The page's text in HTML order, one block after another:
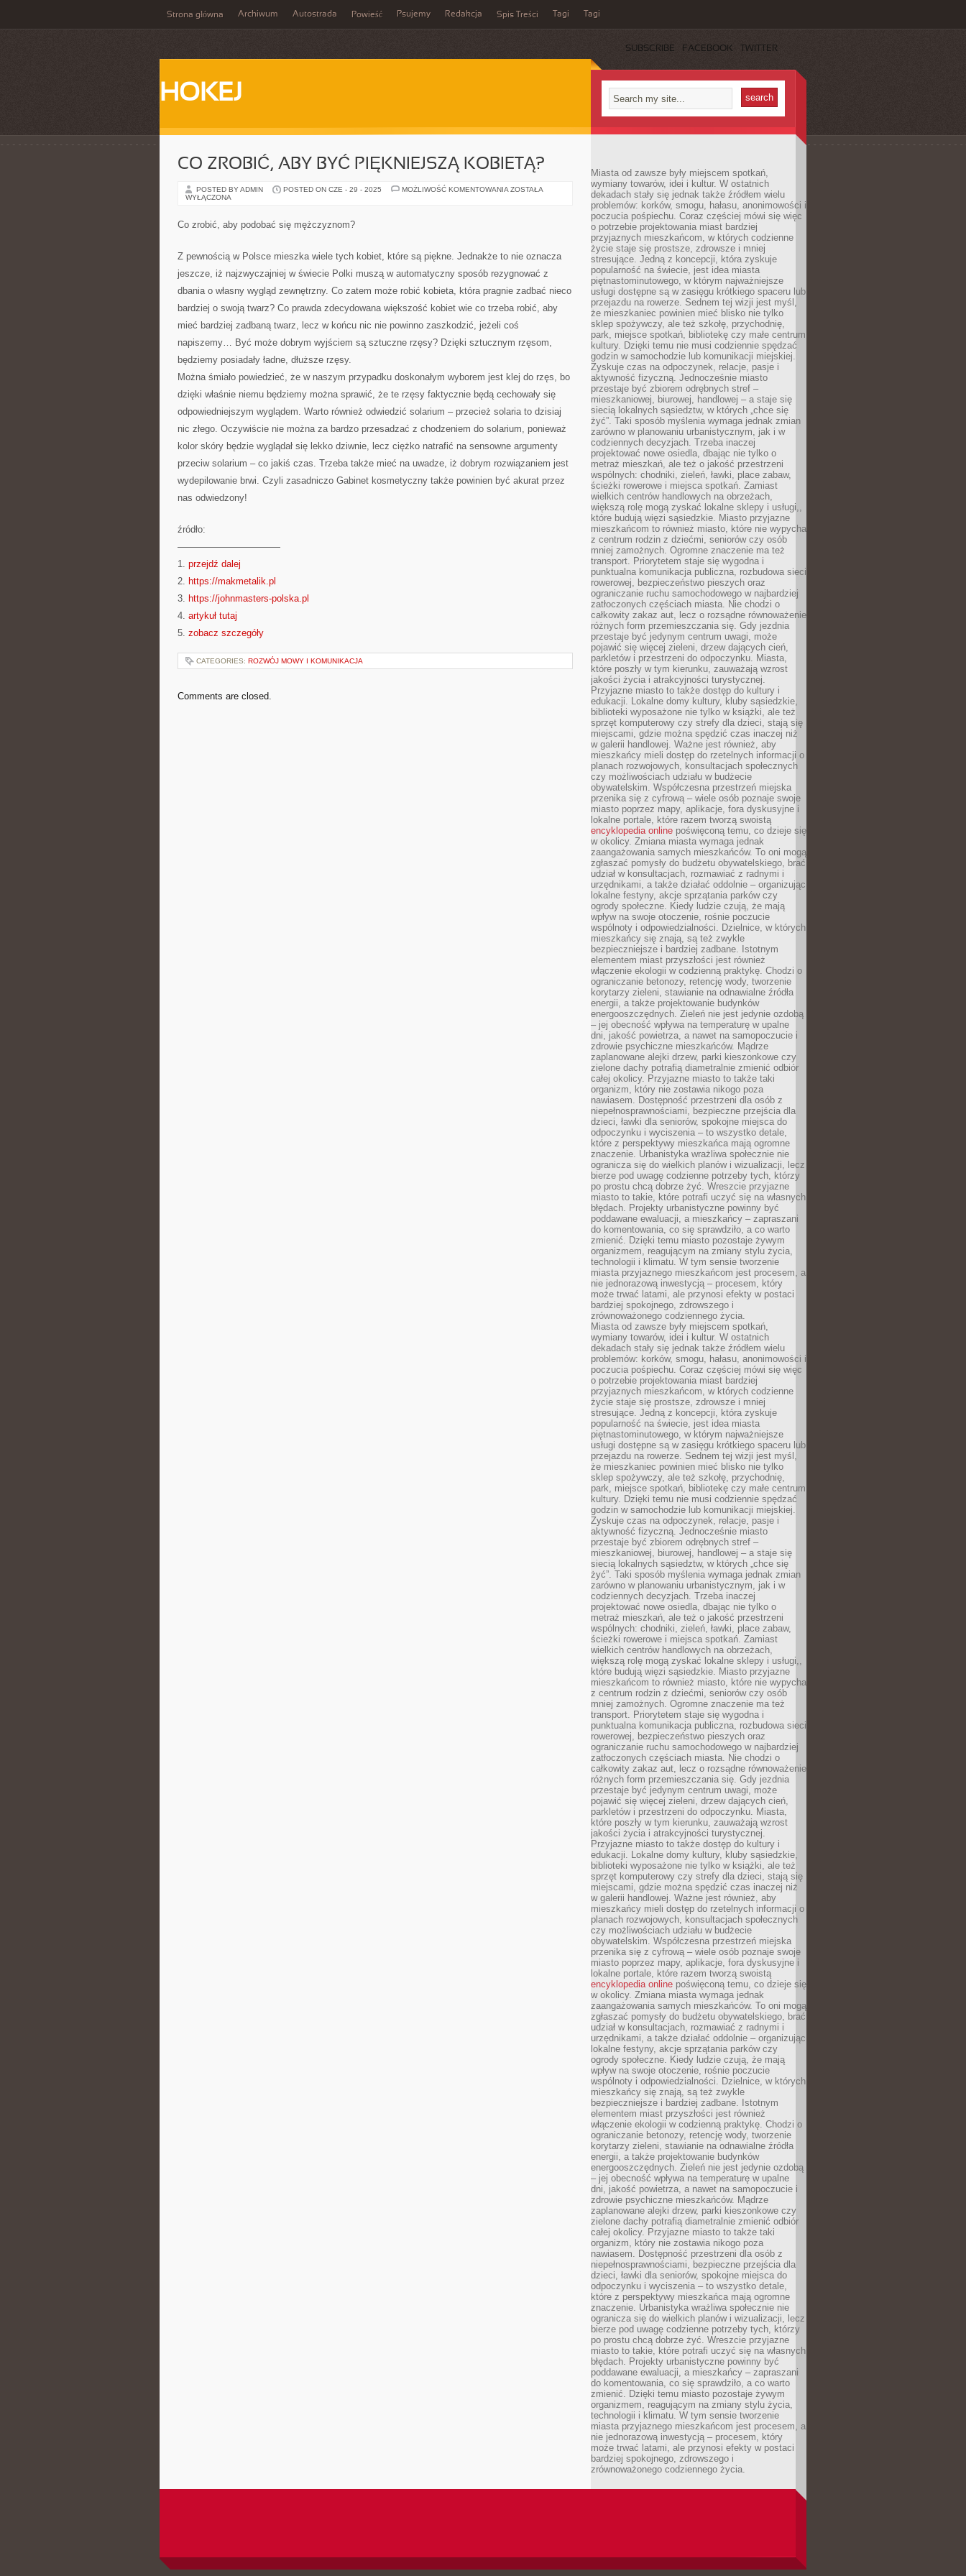
Strona główna Archiwum Autostrada Powieść Psujemy Redakcja Spis Treści Tagi Tagi
SUBSCRIBE FACEBOOK TWITTER
HOKEJ
CO ZROBIĆ, ABY BYĆ PIĘKNIEJSZĄ KOBIETĄ?
POSTED BY ADMIN POSTED ON CZE - 29 - 2025 MOŻLIWOŚĆ KOMENTOWANIA CO
ZOSTAŁA
WYŁĄCZONA
Co zrobić, aby podobać się mężczyznom?
Z pewnością w Polsce mieszka wiele tych kobiet, które są piękne. Jednakże to nie oznacza
jeszcze, iż najzwyczajniej w świecie Polki muszą w automatyczny sposób rezygnować z
dbania o własny wygląd zewnętrzny. Co zatem może robić kobieta, która pragnie zadbać nieco
bardziej o swoją twarz? Co prawda zdecydowana większość kobiet wie co trzeba robić, aby
mieć bardziej zadbaną twarz, lecz w końcu nic nie powinno zaszkodzić, jeżeli coś
napiszemy… Być może dobrym wyjściem są sztuczne rzęsy? Dzięki sztucznym rzęsom,
będziemy posiadały ładne, dłuższe rzęsy.
Można śmiało powiedzieć, że w naszym przypadku doskonałym wyborem jest klej do rzęs, bo
dzięki właśnie niemu będziemy można sprawić, że te rzęsy faktycznie będą cechowały się
odpowiedniejszym wyglądem. Warto również odwiedzić solarium – przecież solaria to dzisiaj
nic złego. Oczywiście nie można za bardzo przesadzać z chodzeniem do solarium, ponieważ
kolor skóry będzie wyglądał się lekko dziwnie, lecz ciężko natrafić na sensowne argumenty
przeciw solarium – co jakiś czas. Trzeba także mieć na uwadze, iż dobrym rozwiązaniem jest
wydepilowanie brwi. Czyli zasadniczo Gabinet kosmetyczny także powinien być akurat przez
nas odwiedzony!
źródło:
———————————
1. przejdź dalej
2. https://makmetalik.pl
3. https://johnmasters-polska.pl
4. artykuł tutaj
5. zobacz szczegóły
CATEGORIES: ROZWÓJ MOWY I KOMUNIKACJA
Comments are closed.
Miasta od zawsze były miejscem spotkań,
wymiany towarów, idei i kultur. W ostatnich
dekadach stały się jednak także źródłem wielu
problemów: korków, smogu, hałasu, anonimowości i
poczucia pośpiechu. Coraz częściej mówi się więc
o potrzebie projektowania miast bardziej
przyjaznych mieszkańcom, w których codzienne
życie staje się prostsze, zdrowsze i mniej
stresujące. Jedną z koncepcji, która zyskuje
popularność na świecie, jest idea miasta
piętnastominutowego, w którym najważniejsze
usługi dostępne są w zasięgu krótkiego spaceru lub
przejazdu na rowerze. Sednem tej wizji jest myśl,
że mieszkaniec powinien mieć blisko nie tylko
sklep spożywczy, ale też szkołę, przychodnię,
park, miejsce spotkań, bibliotekę czy małe centrum
kultury. Dzięki temu nie musi codziennie spędzać
godzin w samochodzie lub komunikacji miejskiej.
Zyskuje czas na odpoczynek, relacje, pasje i
aktywność fizyczną. Jednocześnie miasto
przestaje być zbiorem odrębnych stref –
mieszkaniowej, biurowej, handlowej – a staje się
siecią lokalnych sąsiedztw, w których „chce się
żyć”. Taki sposób myślenia wymaga jednak zmian
zarówno w planowaniu urbanistycznym, jak i w
codziennych decyzjach. Trzeba inaczej
projektować nowe osiedla, dbając nie tylko o
metraż mieszkań, ale też o jakość przestrzeni
wspólnych: chodniki, zieleń, ławki, place zabaw,
ścieżki rowerowe i miejsca spotkań. Zamiast
wielkich centrów handlowych na obrzeżach,
większą rolę mogą zyskać lokalne sklepy i usługi,,
które budują więzi sąsiedzkie. Miasto przyjazne
mieszkańcom to również miasto, które nie wypycha
z centrum rodzin z dziećmi, seniorów czy osób
mniej zamożnych. Ogromne znaczenie ma też
transport. Priorytetem staje się wygodna i
punktualna komunikacja publiczna, rozbudowa sieci
rowerowej, bezpieczeństwo pieszych oraz
ograniczanie ruchu samochodowego w najbardziej
zatłoczonych częściach miasta. Nie chodzi o
całkowity zakaz aut, lecz o rozsądne równoważenie
różnych form przemieszczania się. Gdy jezdnia
przestaje być jedynym centrum uwagi, może
pojawić się więcej zieleni, drzew dających cień,
parkletów i przestrzeni do odpoczynku. Miasta,
które poszły w tym kierunku, zauważają wzrost
jakości życia i atrakcyjności turystycznej.
Przyjazne miasto to także dostęp do kultury i
edukacji. Lokalne domy kultury, kluby sąsiedzkie,
biblioteki wyposażone nie tylko w książki, ale też
sprzęt komputerowy czy strefy dla dzieci, stają się
miejscami, gdzie można spędzić czas inaczej niż
w galerii handlowej. Ważne jest również, aby
mieszkańcy mieli dostęp do rzetelnych informacji o
planach rozwojowych, konsultacjach społecznych
czy możliwościach udziału w budżecie
obywatelskim. Współczesna przestrzeń miejska
przenika się z cyfrową – wiele osób poznaje swoje
miasto poprzez mapy, aplikacje, fora dyskusyjne i
lokalne portale, które razem tworzą swoistą
encyklopedia online poświęconą temu, co dzieje się
w okolicy. Zmiana miasta wymaga jednak
zaangażowania samych mieszkańców. To oni mogą
zgłaszać pomysły do budżetu obywatelskiego, brać
udział w konsultacjach, rozmawiać z radnymi i
urzędnikami, a także działać oddolnie – organizując
lokalne festyny, akcje sprzątania parków czy
ogrody społeczne. Kiedy ludzie czują, że mają
wpływ na swoje otoczenie, rośnie poczucie
wspólnoty i odpowiedzialności. Dzielnice, w których
mieszkańcy się znają, są też zwykle
bezpieczniejsze i bardziej zadbane. Istotnym
elementem miast przyszłości jest również
włączenie ekologii w codzienną praktykę. Chodzi o
ograniczanie betonozy, retencję wody, tworzenie
korytarzy zieleni, stawianie na odnawialne źródła
energii, a także projektowanie budynków
energooszczędnych. Zieleń nie jest jedynie ozdobą
– jej obecność wpływa na temperaturę w upalne
dni, jakość powietrza, a nawet na samopoczucie i
zdrowie psychiczne mieszkańców. Mądrze
zaplanowane alejki drzew, parki kieszonkowe czy
zielone dachy potrafią diametralnie zmienić odbiór
całej okolicy. Przyjazne miasto to także taki
organizm, który nie zostawia nikogo poza
nawiasem. Dostępność przestrzeni dla osób z
niepełnosprawnościami, bezpieczne przejścia dla
dzieci, ławki dla seniorów, spokojne miejsca do
odpoczynku i wyciszenia – to wszystko detale,
które z perspektywy mieszkańca mają ogromne
znaczenie. Urbanistyka wrażliwa społecznie nie
ogranicza się do wielkich planów i wizualizacji, lecz
bierze pod uwagę codzienne potrzeby tych, którzy
po prostu chcą dobrze żyć. Wreszcie przyjazne
miasto to takie, które potrafi uczyć się na własnych
błędach. Projekty urbanistyczne powinny być
poddawane ewaluacji, a mieszkańcy – zapraszani
do komentowania, co się sprawdziło, a co warto
zmienić. Dzięki temu miasto pozostaje żywym
organizmem, reagującym na zmiany stylu życia,
technologii i klimatu. W tym sensie tworzenie
miasta przyjaznego mieszkańcom jest procesem, a
nie jednorazową inwestycją – procesem, który
może trwać latami, ale przynosi efekty w postaci
bardziej spokojnego, zdrowszego i
zrównoważonego codziennego życia.
Miasta od zawsze były miejscem spotkań,
wymiany towarów, idei i kultur. W ostatnich
dekadach stały się jednak także źródłem wielu
problemów: korków, smogu, hałasu, anonimowości i
poczucia pośpiechu. Coraz częściej mówi się więc
o potrzebie projektowania miast bardziej
przyjaznych mieszkańcom, w których codzienne
życie staje się prostsze, zdrowsze i mniej
stresujące. Jedną z koncepcji, która zyskuje
popularność na świecie, jest idea miasta
piętnastominutowego, w którym najważniejsze
usługi dostępne są w zasięgu krótkiego spaceru lub
przejazdu na rowerze. Sednem tej wizji jest myśl,
że mieszkaniec powinien mieć blisko nie tylko
sklep spożywczy, ale też szkołę, przychodnię,
park, miejsce spotkań, bibliotekę czy małe centrum
kultury. Dzięki temu nie musi codziennie spędzać
godzin w samochodzie lub komunikacji miejskiej.
Zyskuje czas na odpoczynek, relacje, pasje i
aktywność fizyczną. Jednocześnie miasto
przestaje być zbiorem odrębnych stref –
mieszkaniowej, biurowej, handlowej – a staje się
siecią lokalnych sąsiedztw, w których „chce się
żyć”. Taki sposób myślenia wymaga jednak zmian
zarówno w planowaniu urbanistycznym, jak i w
codziennych decyzjach. Trzeba inaczej
projektować nowe osiedla, dbając nie tylko o
metraż mieszkań, ale też o jakość przestrzeni
wspólnych: chodniki, zieleń, ławki, place zabaw,
ścieżki rowerowe i miejsca spotkań. Zamiast
wielkich centrów handlowych na obrzeżach,
większą rolę mogą zyskać lokalne sklepy i usługi,,
które budują więzi sąsiedzkie. Miasto przyjazne
mieszkańcom to również miasto, które nie wypycha
z centrum rodzin z dziećmi, seniorów czy osób
mniej zamożnych. Ogromne znaczenie ma też
transport. Priorytetem staje się wygodna i
punktualna komunikacja publiczna, rozbudowa sieci
rowerowej, bezpieczeństwo pieszych oraz
ograniczanie ruchu samochodowego w najbardziej
zatłoczonych częściach miasta. Nie chodzi o
całkowity zakaz aut, lecz o rozsądne równoważenie
różnych form przemieszczania się. Gdy jezdnia
przestaje być jedynym centrum uwagi, może
pojawić się więcej zieleni, drzew dających cień,
parkletów i przestrzeni do odpoczynku. Miasta,
które poszły w tym kierunku, zauważają wzrost
jakości życia i atrakcyjności turystycznej.
Przyjazne miasto to także dostęp do kultury i
edukacji. Lokalne domy kultury, kluby sąsiedzkie,
biblioteki wyposażone nie tylko w książki, ale też
sprzęt komputerowy czy strefy dla dzieci, stają się
miejscami, gdzie można spędzić czas inaczej niż
w galerii handlowej. Ważne jest również, aby
mieszkańcy mieli dostęp do rzetelnych informacji o
planach rozwojowych, konsultacjach społecznych
czy możliwościach udziału w budżecie
obywatelskim. Współczesna przestrzeń miejska
przenika się z cyfrową – wiele osób poznaje swoje
miasto poprzez mapy, aplikacje, fora dyskusyjne i
lokalne portale, które razem tworzą swoistą
encyklopedia online poświęconą temu, co dzieje się
w okolicy. Zmiana miasta wymaga jednak
zaangażowania samych mieszkańców. To oni mogą
zgłaszać pomysły do budżetu obywatelskiego, brać
udział w konsultacjach, rozmawiać z radnymi i
urzędnikami, a także działać oddolnie – organizując
lokalne festyny, akcje sprzątania parków czy
ogrody społeczne. Kiedy ludzie czują, że mają
wpływ na swoje otoczenie, rośnie poczucie
wspólnoty i odpowiedzialności. Dzielnice, w których
mieszkańcy się znają, są też zwykle
bezpieczniejsze i bardziej zadbane. Istotnym
elementem miast przyszłości jest również
włączenie ekologii w codzienną praktykę. Chodzi o
ograniczanie betonozy, retencję wody, tworzenie
korytarzy zieleni, stawianie na odnawialne źródła
energii, a także projektowanie budynków
energooszczędnych. Zieleń nie jest jedynie ozdobą
– jej obecność wpływa na temperaturę w upalne
dni, jakość powietrza, a nawet na samopoczucie i
zdrowie psychiczne mieszkańców. Mądrze
zaplanowane alejki drzew, parki kieszonkowe czy
zielone dachy potrafią diametralnie zmienić odbiór
całej okolicy. Przyjazne miasto to także taki
organizm, który nie zostawia nikogo poza
nawiasem. Dostępność przestrzeni dla osób z
niepełnosprawnościami, bezpieczne przejścia dla
dzieci, ławki dla seniorów, spokojne miejsca do
odpoczynku i wyciszenia – to wszystko detale,
które z perspektywy mieszkańca mają ogromne
znaczenie. Urbanistyka wrażliwa społecznie nie
ogranicza się do wielkich planów i wizualizacji, lecz
bierze pod uwagę codzienne potrzeby tych, którzy
po prostu chcą dobrze żyć. Wreszcie przyjazne
miasto to takie, które potrafi uczyć się na własnych
błędach. Projekty urbanistyczne powinny być
poddawane ewaluacji, a mieszkańcy – zapraszani
do komentowania, co się sprawdziło, a co warto
zmienić. Dzięki temu miasto pozostaje żywym
organizmem, reagującym na zmiany stylu życia,
technologii i klimatu. W tym sensie tworzenie
miasta przyjaznego mieszkańcom jest procesem, a
nie jednorazową inwestycją – procesem, który
może trwać latami, ale przynosi efekty w postaci
bardziej spokojnego, zdrowszego i
zrównoważonego codziennego życia.